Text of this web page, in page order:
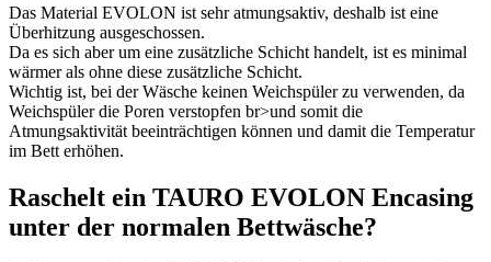
Das Material EVOLON ist sehr atmungsaktiv, deshalb ist eine
Überhitzung ausgeschossen.
Da es sich aber um eine zusätzliche Schicht handelt, ist es minimal
wärmer als ohne diese zusätzliche Schicht.
Wichtig ist, bei der Wäsche keinen Weichspüler zu verwenden, da
Weichspüler die Poren verstopfen br>und somit die
Atmungsaktivität beeinträchtigen können und damit die Temperatur
im Bett erhöhen.
Raschelt ein TAURO EVOLON Encasing
unter der normalen Bettwäsche?